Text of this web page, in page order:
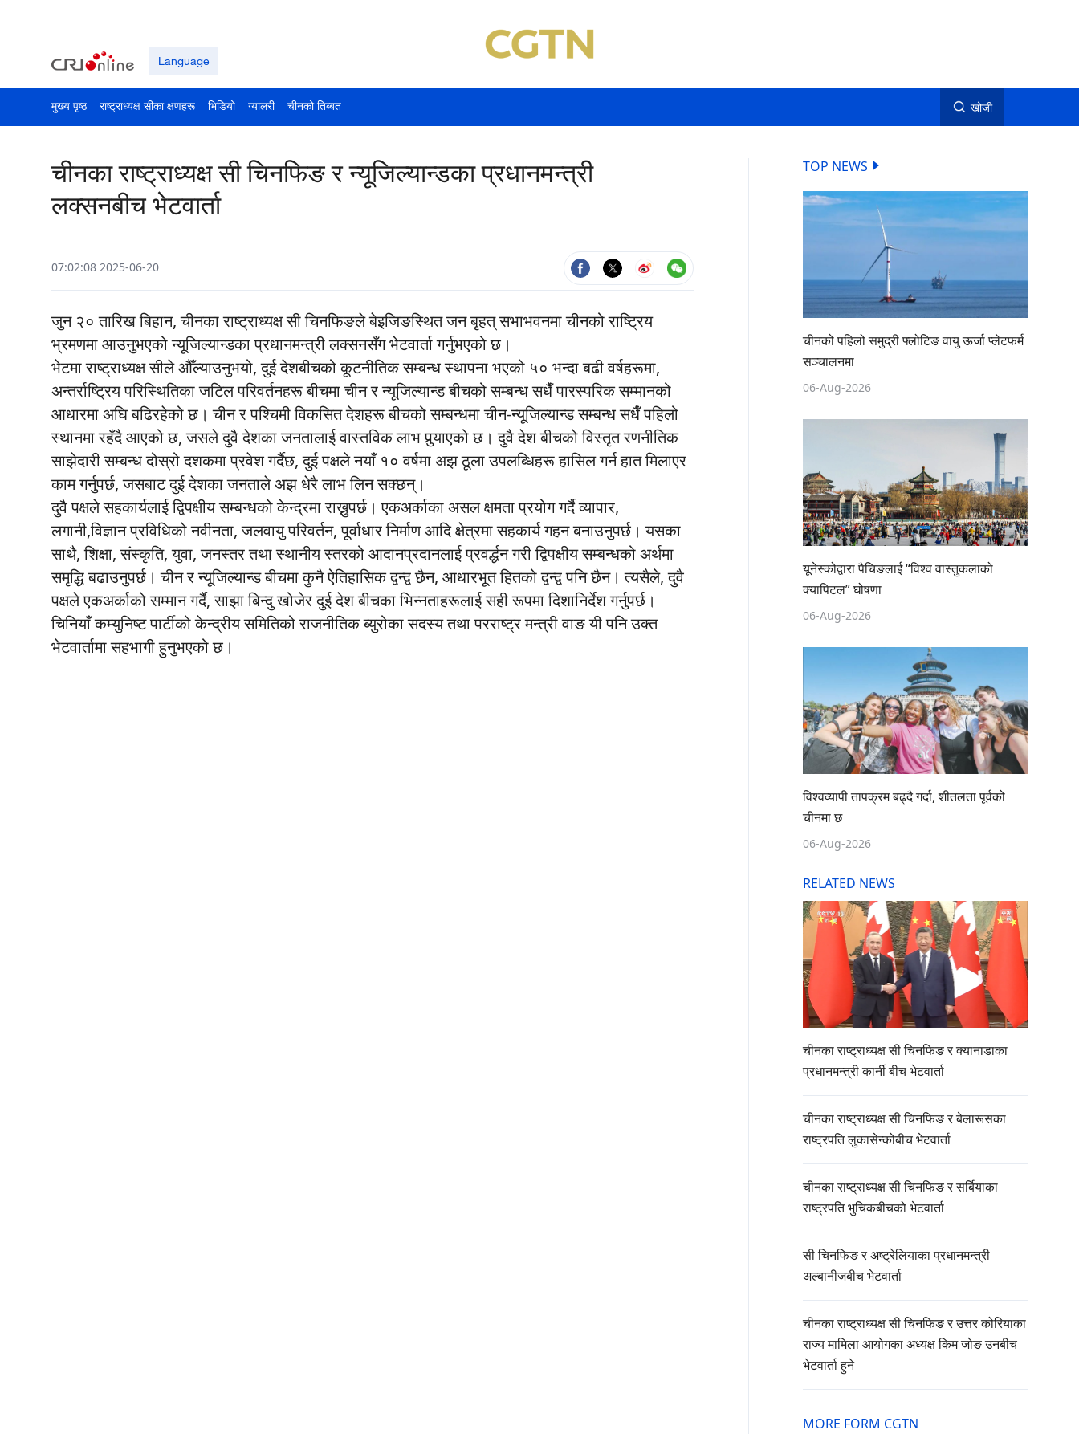
Language
मुख्य पृष्ठ राष्ट्राध्यक्ष सीका क्षणहरू भिडियो ग्यालरी चीनको तिब्बत खोजी
चीनका राष्ट्राध्यक्ष सी चिनफिङ र न्यूजिल्यान्डका प्रधानमन्त्री
लक्सनबीच भेटवार्ता
07:02:08 2025-06-20
जुन २० तारिख बिहान, चीनका राष्ट्राध्यक्ष सी चिनफिङले बेइजिङस्थित जन बृहत् सभाभवनमा चीनको राष्ट्रिय
भ्रमणमा आउनुभएको न्यूजिल्यान्डका प्रधानमन्त्री लक्सनसँग भेटवार्ता गर्नुभएको छ।
भेटमा राष्ट्राध्यक्ष सीले औँल्याउनुभयो, दुई देशबीचको कूटनीतिक सम्बन्ध स्थापना भएको ५० भन्दा बढी वर्षहरूमा,
अन्तर्राष्ट्रिय परिस्थितिका जटिल परिवर्तनहरू बीचमा चीन र न्यूजिल्यान्ड बीचको सम्बन्ध सधैँ पारस्परिक सम्मानको
आधारमा अघि बढिरहेको छ। चीन र पश्चिमी विकसित देशहरू बीचको सम्बन्धमा चीन-न्यूजिल्यान्ड सम्बन्ध सधैँ पहिलो
स्थानमा रहँदै आएको छ, जसले दुवै देशका जनतालाई वास्तविक लाभ पुर्‍याएको छ। दुवै देश बीचको विस्तृत रणनीतिक
साझेदारी सम्बन्ध दोस्रो दशकमा प्रवेश गर्दैछ, दुई पक्षले नयाँ १० वर्षमा अझ ठूला उपलब्धिहरू हासिल गर्न हात मिलाएर
काम गर्नुपर्छ, जसबाट दुई देशका जनताले अझ धेरै लाभ लिन सक्छन्।
दुवै पक्षले सहकार्यलाई द्विपक्षीय सम्बन्धको केन्द्रमा राख्नुपर्छ। एकअर्काका असल क्षमता प्रयोग गर्दै व्यापार,
लगानी,विज्ञान प्रविधिको नवीनता, जलवायु परिवर्तन, पूर्वाधार निर्माण आदि क्षेत्रमा सहकार्य गहन बनाउनुपर्छ। यसका
साथै, शिक्षा, संस्कृति, युवा, जनस्तर तथा स्थानीय स्तरको आदानप्रदानलाई प्रवर्द्धन गरी द्विपक्षीय सम्बन्धको अर्थमा
समृद्धि बढाउनुपर्छ। चीन र न्यूजिल्यान्ड बीचमा कुनै ऐतिहासिक द्वन्द्व छैन, आधारभूत हितको द्वन्द्व पनि छैन। त्यसैले, दुवै
पक्षले एकअर्काको सम्मान गर्दै, साझा बिन्दु खोजेर दुई देश बीचका भिन्नताहरूलाई सही रूपमा दिशानिर्देश गर्नुपर्छ।
चिनियाँ कम्युनिष्ट पार्टीको केन्द्रीय समितिको राजनीतिक ब्युरोका सदस्य तथा परराष्ट्र मन्त्री वाङ यी पनि उक्त
भेटवार्तामा सहभागी हुनुभएको छ।
TOP NEWS
चीनको पहिलो समुद्री फ्लोटिङ वायु ऊर्जा प्लेटफर्म
सञ्चालनमा
06-Aug-2026
यूनेस्कोद्वारा पैचिङलाई “विश्व वास्तुकलाको
क्यापिटल” घोषणा
06-Aug-2026
विश्वव्यापी तापक्रम बढ्दै गर्दा, शीतलता पूर्वको
चीनमा छ
06-Aug-2026
RELATED NEWS
चीनका राष्ट्राध्यक्ष सी चिनफिङ र क्यानाडाका
प्रधानमन्त्री कार्नी बीच भेटवार्ता
चीनका राष्ट्राध्यक्ष सी चिनफिङ र बेलारूसका
राष्ट्रपति लुकासेन्कोबीच भेटवार्ता
चीनका राष्ट्राध्यक्ष सी चिनफिङ र सर्बियाका
राष्ट्रपति भुचिकबीचको भेटवार्ता
सी चिनफिङ र अष्ट्रेलियाका प्रधानमन्त्री
अल्बानीजबीच भेटवार्ता
चीनका राष्ट्राध्यक्ष सी चिनफिङ र उत्तर कोरियाका
राज्य मामिला आयोगका अध्यक्ष किम जोङ उनबीच
भेटवार्ता हुने
MORE FORM CGTN